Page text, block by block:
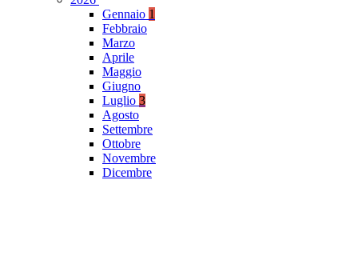
Gennaio 1
Febbraio
Marzo
Aprile
Maggio
Giugno
Luglio 3
Agosto
Settembre
Ottobre
Novembre
Dicembre